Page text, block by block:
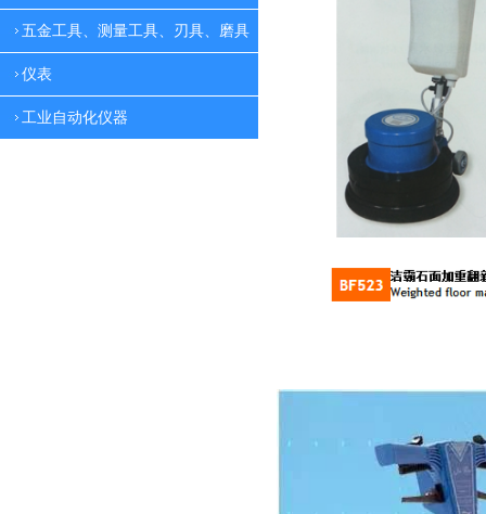
五金工具、测量工具、刃具、磨具
仪表
工业自动化仪器